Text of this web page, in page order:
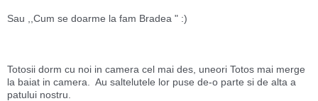
Sau ,,Cum se doarme la fam Bradea " :)
Totosii dorm cu noi in camera cel mai des, uneori Totos mai merge
la baiat in camera.  Au saltelutele lor puse de-o parte si de alta a
patului nostru.